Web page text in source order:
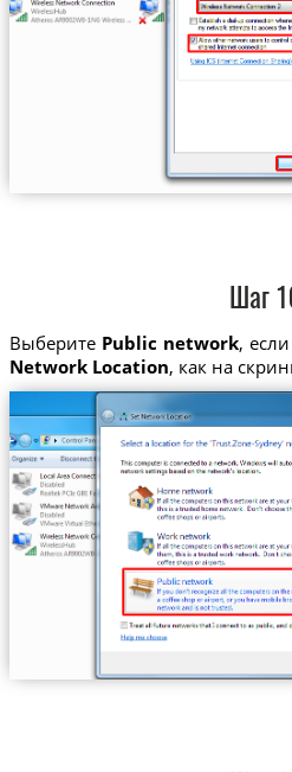
Шаг
Выберите Public network,
Network Location, как на